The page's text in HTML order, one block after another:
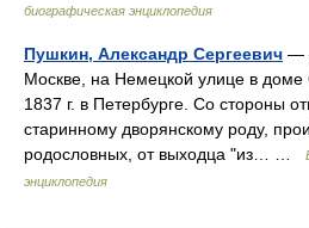
биографическая энциклопедия
Пушкин, Александр Сергеевич —
Москве, на Немецкой улице в доме
1837 г. в Петербурге. Со стороны
старинному дворянскому роду,
родословных, от выходца "из… …
энциклопедия